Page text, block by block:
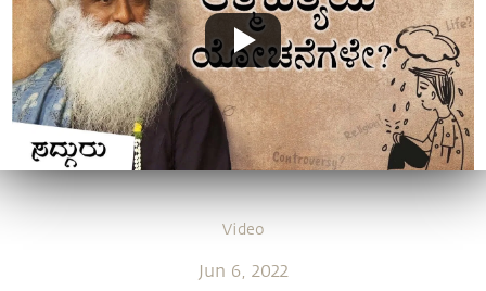
Video
Jun 6, 2022